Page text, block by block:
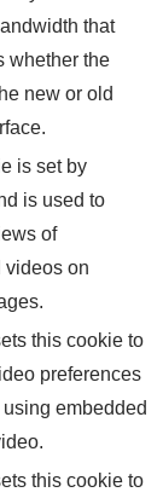
that
whether the
new or old
is set by
is used to
of
videos on
this cookie to
preferences
embedded
this cookie to